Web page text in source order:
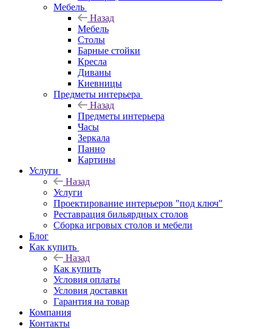
Мебель
Назад
Мебель
Столы
Барные стойки
Кресла
Диваны
Киевницы
Предметы интерьера
Назад
Предметы интерьера
Часы
Зеркала
Панно
Картины
Услуги
Назад
Услуги
Проектирование интерьеров "под ключ"
Реставрация бильярдных столов
Сборка игровых столов и мебели
Блог
Как купить
Назад
Как купить
Условия оплаты
Условия доставки
Гарантия на товар
Компания
Контакты